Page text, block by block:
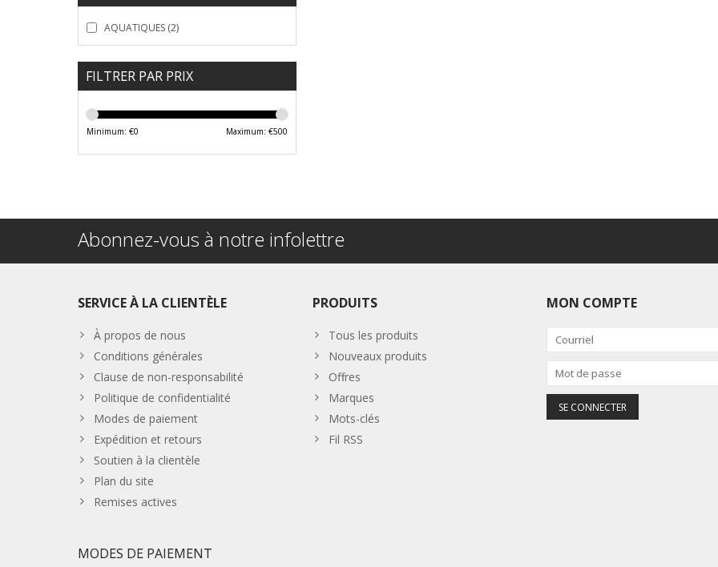
AQUATIQUES (2)
FILTRER PAR PRIX
Minimum: €0 Maximum: €500
Abonnez-vous à notre infolettre
SERVICE À LA CLIENTÈLE
À propos de nous
Conditions générales
Clause de non-responsabilité
Politique de confidentialité
Modes de paiement
Expédition et retours
Soutien à la clientèle
Plan du site
Remises actives
PRODUITS
Tous les produits
Nouveaux produits
Offres
Marques
Mots-clés
Fil RSS
MON COMPTE
MODES DE PAIEMENT